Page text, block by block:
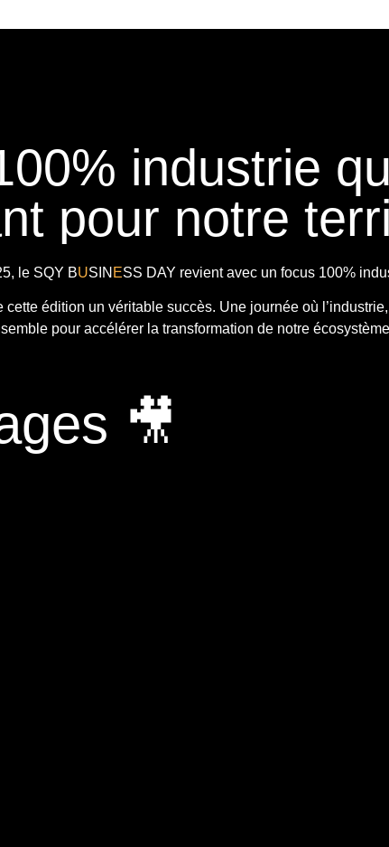
industrie
pour notre
le SQY BUSIN ESS DAY revient avec un focus 100%
édition un véritable succès. Une journée où
pour accélérer la transformation de notre
🎥